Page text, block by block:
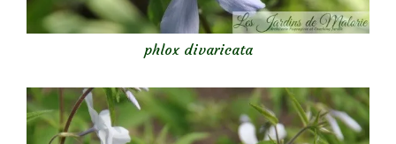
phlox divaricata